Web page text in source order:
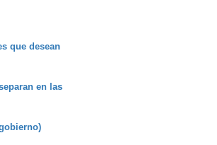
que desean
en las